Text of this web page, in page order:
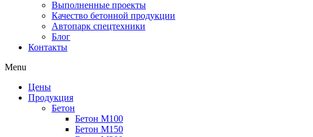
Выполненные проекты
Качество бетонной продукции
Автопарк спецтехники
Блог
Контакты
Menu
Цены
Продукция
Бетон
Бетон М100
Бетон М150